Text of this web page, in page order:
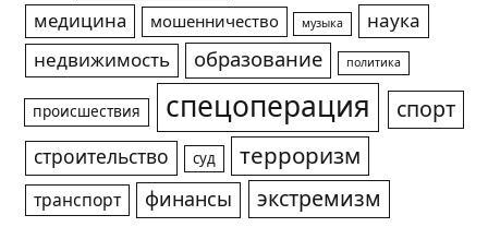
медицина
мошенничество музыка
наука
недвижимость
образование политика
происшествия спецоперация спорт
строительство суд терроризм
транспорт финансы экстремизм